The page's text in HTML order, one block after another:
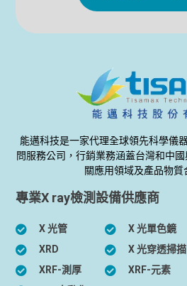
能邁科技是一家代理全球領先科學儀
問服務公司，行銷業務涵蓋台灣和中
關應用領域及產品物質
專業X ray檢測設備供應商
X 光管
XRD
XRF-測厚
X 光單色鏡
X 光穿透掃描
XRF-元素